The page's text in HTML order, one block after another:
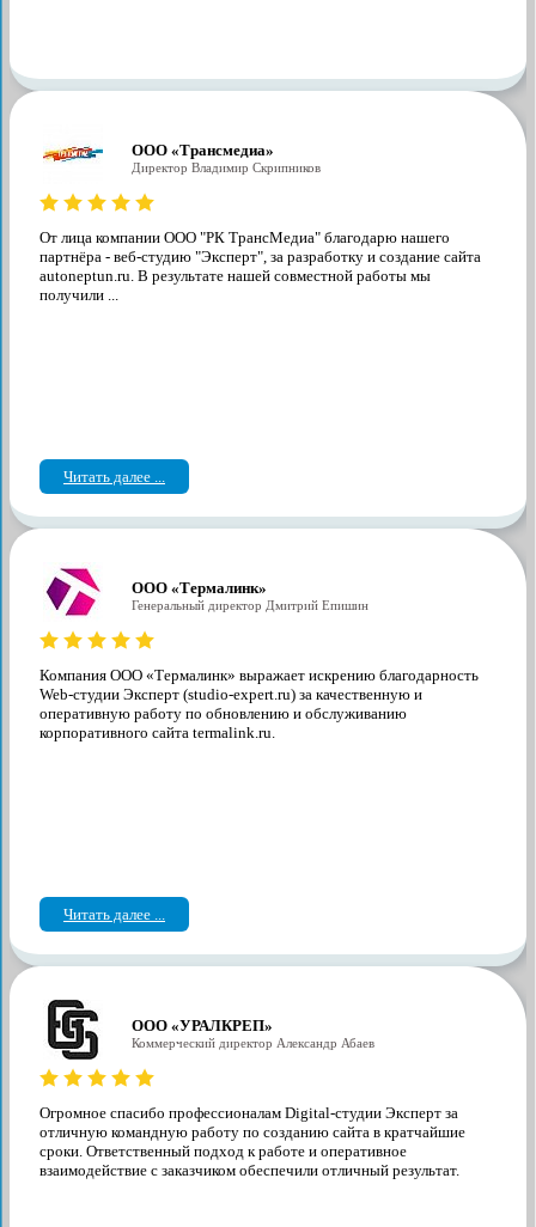
ООО «Трансмедиа»
Директор Владимир Скрипников
От лица компании ООО "РК ТрансМедиа" благодарю нашего
партнёра - веб-студию "Эксперт", за разработку и создание сайта
autoneptun.ru. В результате нашей совместной работы мы
получили ...
Читать далее ...
ООО «Термалинк»
Генеральный директор Дмитрий Епишин
Компания ООО «Термалинк» выражает искрению благодарность
Web-студии Эксперт (studio-expert.ru) за качественную и
оперативную работу по обновлению и обслуживанию
корпоративного сайта termalink.ru.
Читать далее ...
ООО «УРАЛКРЕП»
Коммерческий директор Александр Абаев
Огромное спасибо профессионалам Digital-студии Эксперт за
отличную командную работу по созданию сайта в кратчайшие
сроки. Ответственный подход к работе и оперативное
взаимодействие с заказчиком обеспечили отличный результат.